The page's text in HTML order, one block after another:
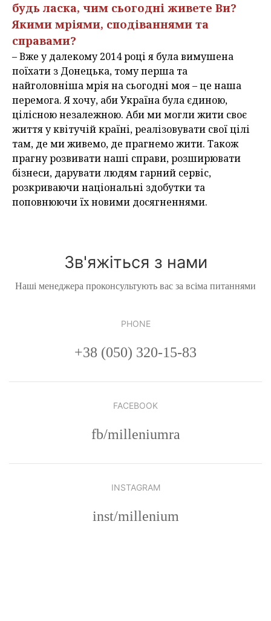
будь ласка, чим сьогодні живете Ви?
Якими мріями, сподіваннями та
справами?
– Вже у далекому 2014 році я була вимушена
поїхати з Донецька, тому перша та
найголовніша мрія на сьогодні моя – це наша
перемога. Я хочу, аби Україна була єдиною,
цілісною незалежною. Аби ми могли жити своє
життя у квітучій країні, реалізовувати свої цілі
там, де ми живемо, де прагнемо жити. Також
прагну розвивати наші справи, розширювати
бізнеси, дарувати людям гарний сервіс,
розкриваючи національні здобутки та
поповнюючи їх новими досягненнями.
Зв'яжіться з нами
Наші менеджера проконсультують вас за всіма питаннями
PHONE
+38 (050) 320-15-83
FACEBOOK
fb/milleniumra
INSTAGRAM
inst/millenium